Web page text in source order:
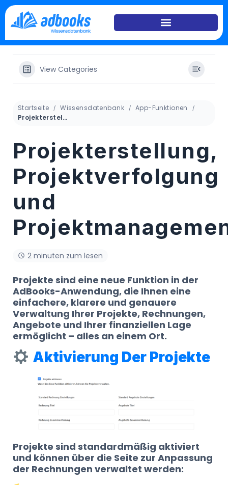
View Categories
Startseite Wissensdatenbank
App-Funktionen
Projekterstellung, Projektverfolgung und Projektmanagement
Projekterstellung,
Projektverfolgung
und
2 minuten zum lesen
Projekte sind eine neue Funktion in der
AdBooks-Anwendung, die Ihnen eine
einfachere, klarere und genauere
Verwaltung Ihrer Projekte, Rechnungen,
Angebote und Ihrer finanziellen Lage
ermöglicht – alles an einem Ort.
Aktivierung Der Projekte
Projekte sind standardmäßig aktiviert
und können über die Seite zur Anpassung
der Rechnungen verwaltet werden: